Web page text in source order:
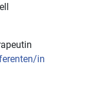
in